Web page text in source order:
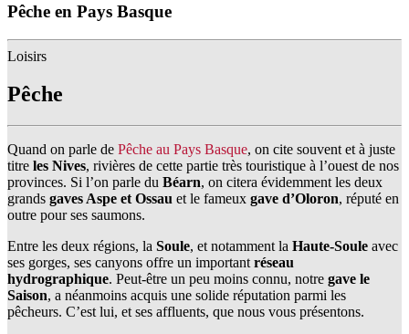
Pêche en Pays Basque
Loisirs
Pêche
Quand on parle de Pêche au Pays Basque, on cite souvent et à juste
titre les Nives, rivières de cette partie très touristique à l’ouest de nos
provinces. Si l’on parle du Béarn, on citera évidemment les deux
grands gaves Aspe et Ossau et le fameux gave d’Oloron, réputé en
outre pour ses saumons.
Entre les deux régions, la Soule, et notamment la Haute-Soule avec
ses gorges, ses canyons offre un important réseau
hydrographique. Peut-être un peu moins connu, notre gave le
Saison, a néanmoins acquis une solide réputation parmi les
pêcheurs. C’est lui, et ses affluents, que nous vous présentons.